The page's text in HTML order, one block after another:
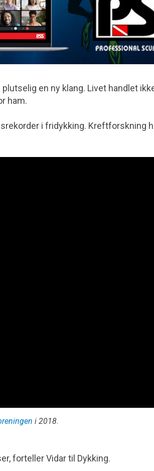
en ny klang. Livet handlet
ham.
i fridykking. Kreftforskning
i 2018.
forteller Vidar til Dykking.